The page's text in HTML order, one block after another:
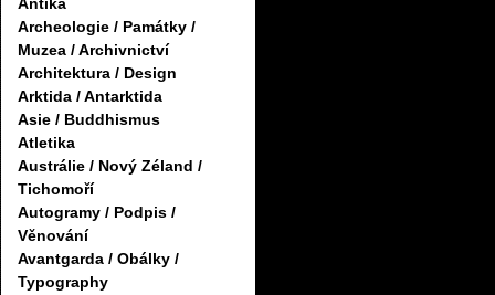
Archeologie / Památky /
Muzea / Archivnictví
Architektura / Design
Arktida / Antarktida
Asie / Buddhismus
Atletika
Austrálie / Nový Zéland /
Tichomoří
Autogramy / Podpis /
Věnování
Avantgarda / Obálky /
Typography